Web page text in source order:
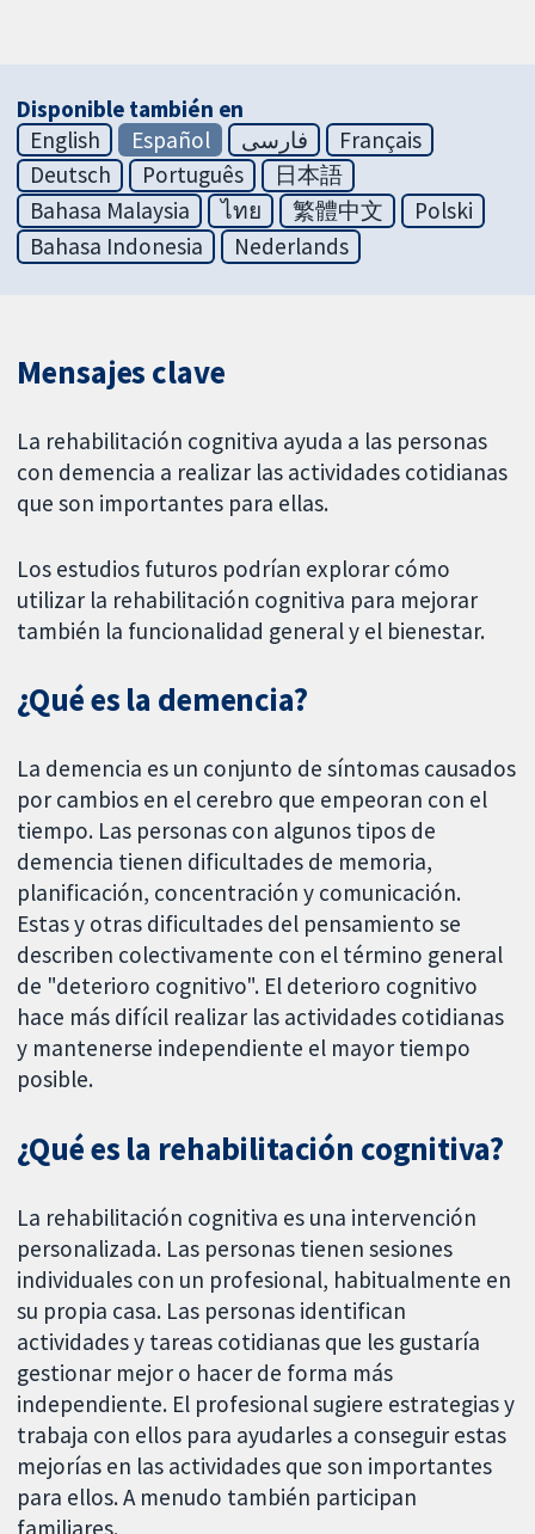
Disponible también en
English
Español فارسی
Français
Deutsch
Português
日本語
Bahasa Malaysia
ไทย 繁體中文
Polski
Bahasa Indonesia
Nederlands
Mensajes clave
La rehabilitación cognitiva ayuda a las personas
con demencia a realizar las actividades cotidianas
que son importantes para ellas.
Los estudios futuros podrían explorar cómo
utilizar la rehabilitación cognitiva para mejorar
también la funcionalidad general y el bienestar.
¿Qué es la demencia?
La demencia es un conjunto de síntomas causados
por cambios en el cerebro que empeoran con el
tiempo. Las personas con algunos tipos de
demencia tienen dificultades de memoria,
planificación, concentración y comunicación.
Estas y otras dificultades del pensamiento se
describen colectivamente con el término general
de "deterioro cognitivo". El deterioro cognitivo
hace más difícil realizar las actividades cotidianas
y mantenerse independiente el mayor tiempo
posible.
¿Qué es la rehabilitación cognitiva?
La rehabilitación cognitiva es una intervención
personalizada. Las personas tienen sesiones
individuales con un profesional, habitualmente en
su propia casa. Las personas identifican
actividades y tareas cotidianas que les gustaría
gestionar mejor o hacer de forma más
independiente. El profesional sugiere estrategias y
trabaja con ellos para ayudarles a conseguir estas
mejorías en las actividades que son importantes
para ellos. A menudo también participan
familiares.